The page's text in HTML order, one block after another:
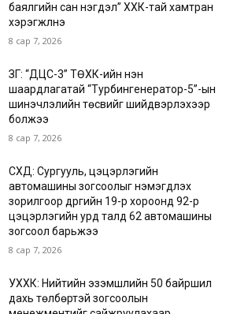
баялгийн сан нэгдэл” ХХК-тай хамтран
хэрэгжүүлнэ
8 сар 7, 2026
ЗГ: “ДЦС-3” ТӨХК-ийн нэн
шаардлагатай “Турбингенератор-5”-ын
шинэчлэлийн төсвийг шийдвэрлэхээр
болжээ
8 сар 7, 2026
СХД: Сургууль, цэцэрлэгийн
автомашины зогсоолыг нэмэгдүүлэх
зорилгоор дүүргийн 19-р хороонд 92-р
цэцэрлэгийн урд талд 62 автомашины
зогсоол барьжээ
8 сар 7, 2026
УХХК: Нийтийн эзэмшлийн 50 байршил
дахь төлбөртэй зогсоолын